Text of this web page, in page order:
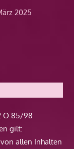
2025
O 85/98
gilt:
allen Inhalten